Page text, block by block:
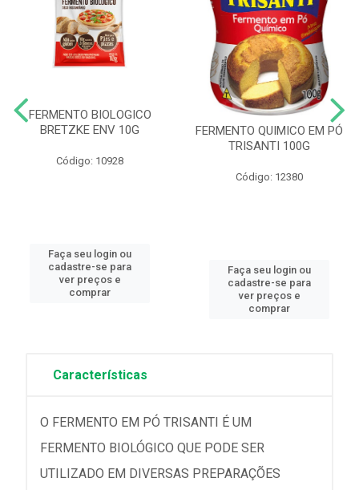
FERMENTO BIOLOGICO
BRETZKE ENV 10G
Código: 10928
Faça seu login ou
cadastre-se para
ver preços e
comprar
FERMENTO QUIMICO EM PÓ
TRISANTI 100G
Código: 12380
Faça seu login ou
cadastre-se para
ver preços e
comprar
Características
O FERMENTO EM PÓ TRISANTI É UM
FERMENTO BIOLÓGICO QUE PODE SER
UTILIZADO EM DIVERSAS PREPARAÇÕES